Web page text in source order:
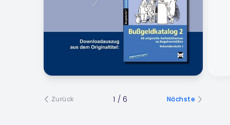
Zurück 1 / 6 Nächste